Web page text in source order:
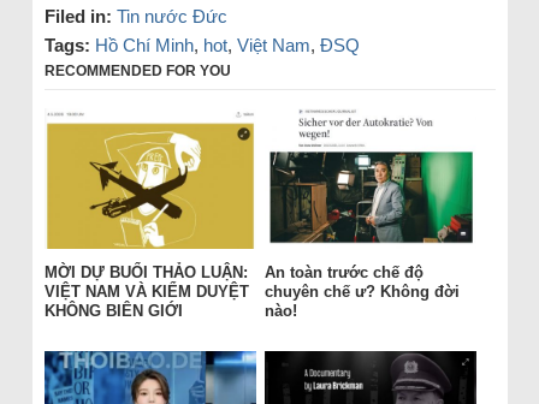
Filed in: Tin nước Đức
Tags: Hồ Chí Minh, hot, Việt Nam, ĐSQ
RECOMMENDED FOR YOU
MỜI DỰ BUỔI THẢO LUẬN:
VIỆT NAM VÀ KIỂM DUYỆT
KHÔNG BIÊN GIỚI
An toàn trước chế độ
chuyên chế ư? Không đời
nào!